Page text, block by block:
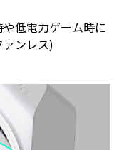
低電力ゲーム時に
ンレス)